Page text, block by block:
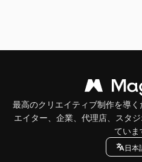
最高のクリエイティブ制作を導
エイター、企業、代理店、スタ
ていま
日本